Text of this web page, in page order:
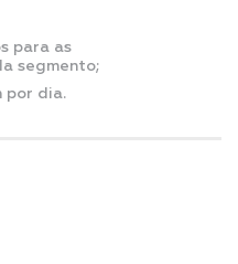
para as
segmento;
por dia.